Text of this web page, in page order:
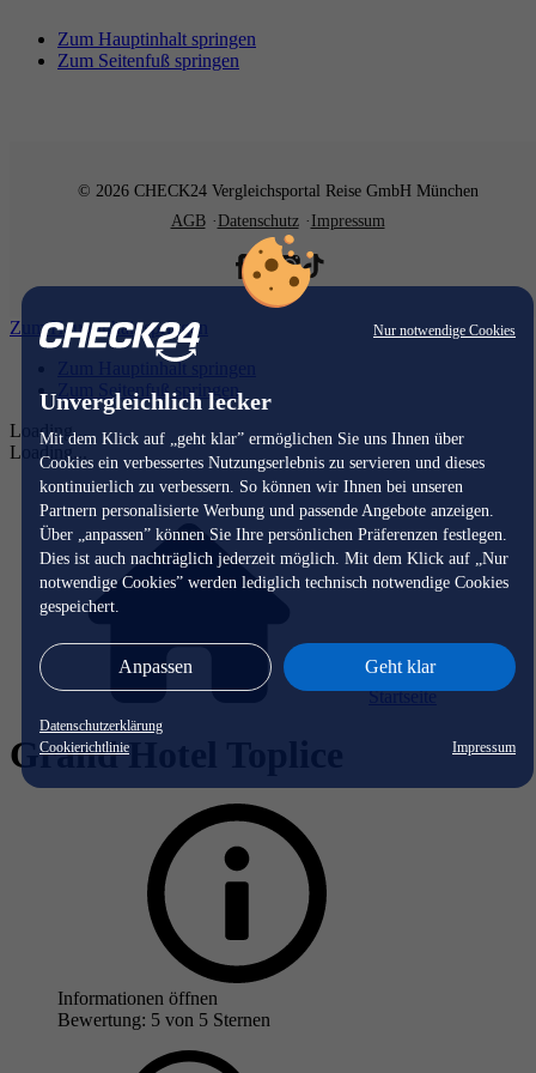
Nur notwendige Cookies
Unvergleichlich lecker
Mit dem Klick auf „geht klar” ermöglichen Sie uns Ihnen über
Cookies ein verbessertes Nutzungserlebnis zu servieren und dieses
kontinuierlich zu verbessern. So können wir Ihnen bei unseren
Partnern personalisierte Werbung und passende Angebote anzeigen.
Über „anpassen” können Sie Ihre persönlichen Präferenzen festlegen.
Dies ist auch nachträglich jederzeit möglich. Mit dem Klick auf „Nur
notwendige Cookies” werden lediglich technisch notwendige Cookies
gespeichert.
Anpassen Geht klar
Datenschutzerklärung
Cookierichtlinie
Impressum
Zum Hauptinhalt springen
Zum Seitenfuß springen
© 2026 CHECK24 Vergleichsportal Reise GmbH München
AGB
Datenschutz Impressum
Zum Hauptinhalt springen
Zum Hauptinhalt springen
Zum Seitenfuß springen
Loading...
Loading...
Startseite
Grand Hotel Toplice
Informationen öffnen
Bewertung: 5 von 5 Sternen